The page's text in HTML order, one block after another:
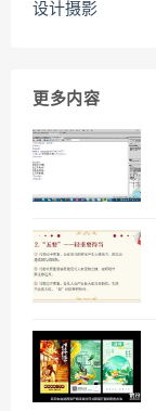
设计摄影
更多内容